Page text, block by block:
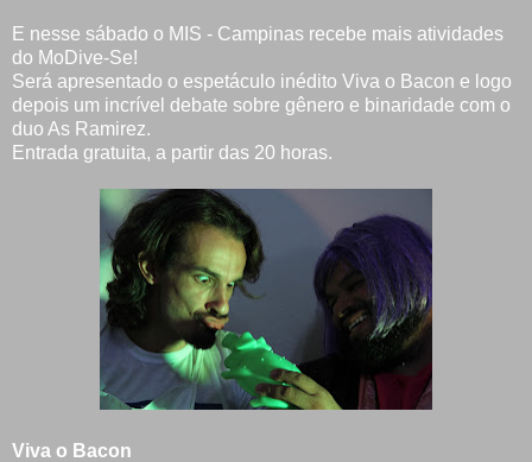
E nesse sábado o MIS - Campinas recebe mais atividades
do MoDive-Se!
Será apresentado o espetáculo inédito Viva o Bacon e logo
depois um incrível debate sobre gênero e binaridade com o
duo As Ramirez.
Entrada gratuita, a partir das 20 horas.
Viva o Bacon